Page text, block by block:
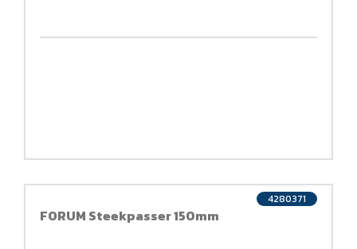
FORUM Steekpasser 150mm
4280371